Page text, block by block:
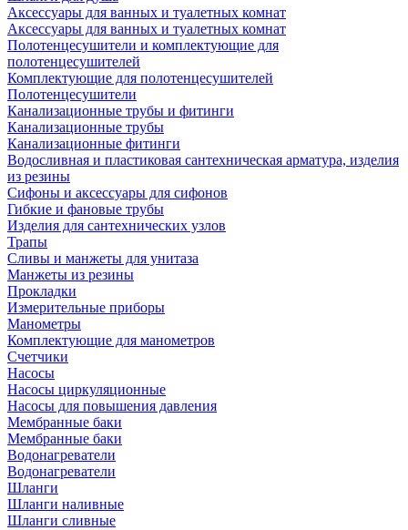
Аксессуары для ванных и туалетных комнат
Аксессуары для ванных и туалетных комнат
Полотенцесушители и комплектующие для
полотенцесушителей
Комплектующие для полотенцесушителей
Полотенцесушители
Канализационные трубы и фитинги
Канализационные трубы
Канализационные фитинги
Водосливная и пластиковая сантехническая арматура, изделия
из резины
Сифоны и аксессуары для сифонов
Гибкие и фановые трубы
Изделия для сантехнических узлов
Трапы
Сливы и манжеты для унитаза
Манжеты из резины
Прокладки
Измерительные приборы
Манометры
Комплектующие для манометров
Счетчики
Насосы
Насосы циркуляционные
Насосы для повышения давления
Мембранные баки
Мембранные баки
Водонагреватели
Водонагреватели
Шланги
Шланги наливные
Шланги сливные